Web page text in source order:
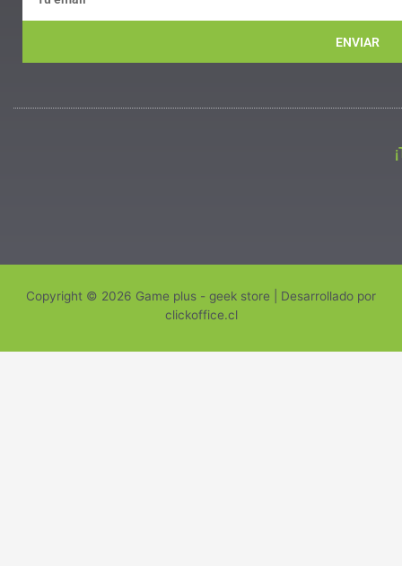
ENVIAR
Copyright © 2026 Game plus - geek store | Desarrollado por
clickoffice.cl